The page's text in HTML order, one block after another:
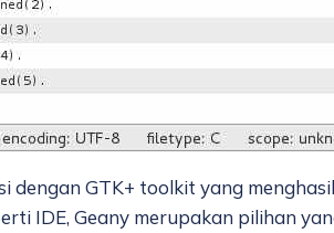
GTK+ toolkit yang
IDE, Geany merupakan pilihan